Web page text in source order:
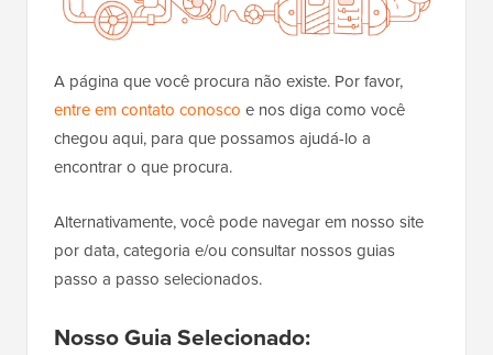
A página que você procura não existe. Por favor,
entre em contato conosco e nos diga como você
chegou aqui, para que possamos ajudá-lo a
encontrar o que procura.
Alternativamente, você pode navegar em nosso site
por data, categoria e/ou consultar nossos guias
passo a passo selecionados.
Nosso Guia Selecionado: